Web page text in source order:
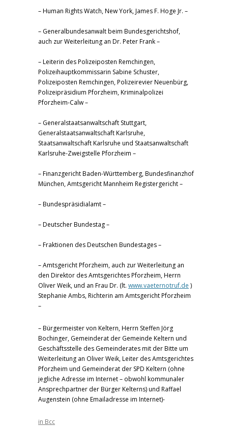
– Human Rights Watch, New York, James F. Hoge Jr. –
– Generalbundesanwalt beim Bundesgerichtshof,
auch zur Weiterleitung an Dr. Peter Frank –
– Leiterin des Polizeiposten Remchingen,
Polizeihauptkommissarin Sabine Schuster,
Polizeiposten Remchingen, Polizeirevier Neuenbürg,
Polizeipräsidium Pforzheim, Kriminalpolizei
Pforzheim-Calw –
– Generalstaatsanwaltschaft Stuttgart,
Generalstaatsanwaltschaft Karlsruhe,
Staatsanwaltschaft Karlsruhe und Staatsanwaltschaft
Karlsruhe-Zweigstelle Pforzheim –
– Finanzgericht Baden-Württemberg, Bundesfinanzhof
München, Amtsgericht Mannheim Registergericht –
– Bundespräsidialamt –
– Deutscher Bundestag –
– Fraktionen des Deutschen Bundestages –
– Amtsgericht Pforzheim, auch zur Weiterleitung an
den Direktor des Amtsgerichtes Pforzheim, Herrn
Oliver Weik, und an Frau Dr. (lt. www.vaeternotruf.de )
Stephanie Ambs, Richterin am Amtsgericht Pforzheim
–
– Bürgermeister von Keltern, Herrn Steffen Jörg
Bochinger, Gemeinderat der Gemeinde Keltern und
Geschäftsstelle des Gemeinderates mit der Bitte um
Weiterleitung an Oliver Weik, Leiter des Amtsgerichtes
Pforzheim und Gemeinderat der SPD Keltern (ohne
jegliche Adresse im Internet – obwohl kommunaler
Ansprechpartner der Bürger Kelterns) und Raffael
Augenstein (ohne Emailadresse im Internet)-
in Bcc